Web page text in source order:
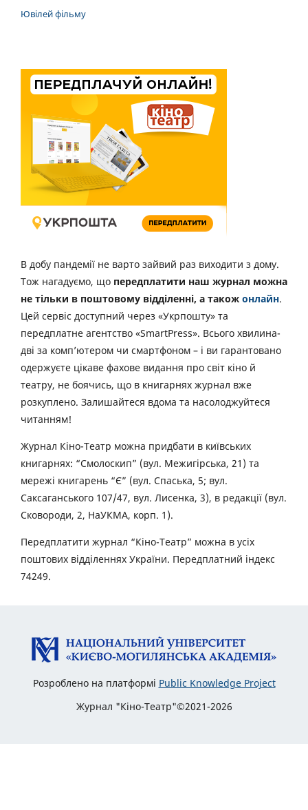
Ювілей фільму
В добу пандемії не варто зайвий раз виходити з дому.
Тож нагадуємо, що передплатити наш журнал можна
не тільки в поштовому відділенні, а також онлайн.
Цей сервіс доступний через «Укрпошту» та
передплатне агентство «SmartPress». Всього хвилина-
дві за комп’ютером чи смартфоном – і ви гарантовано
одержуєте цікаве фахове видання про світ кіно й
театру, не боячись, що в книгарнях журнал вже
розкуплено. Залишайтеся вдома та насолоджуйтеся
читанням!
Журнал Кіно-Театр можна придбати в київських
книгарнях: “Смолоскип” (вул. Межигірська, 21) та
мережі книгарень “Є” (вул. Спаська, 5; вул.
Саксаганського 107/47, вул. Лисенка, 3), в редакції (вул.
Сковороди, 2, НаУКМА, корп. 1).
Передплатити журнал “Кіно-Театр” можна в усіх
поштових відділеннях України. Передплатний індекс
74249.
Розроблено на платформі Public Knowledge Project
Журнал "Кіно-Театр"©2021-2026